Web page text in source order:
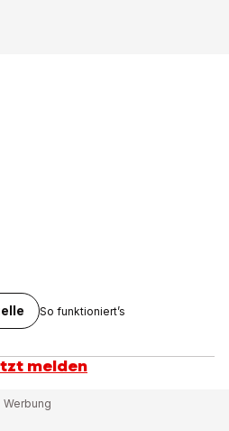
So funktioniert’s
melden